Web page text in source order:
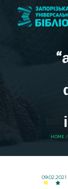
HOME
09.02.2021